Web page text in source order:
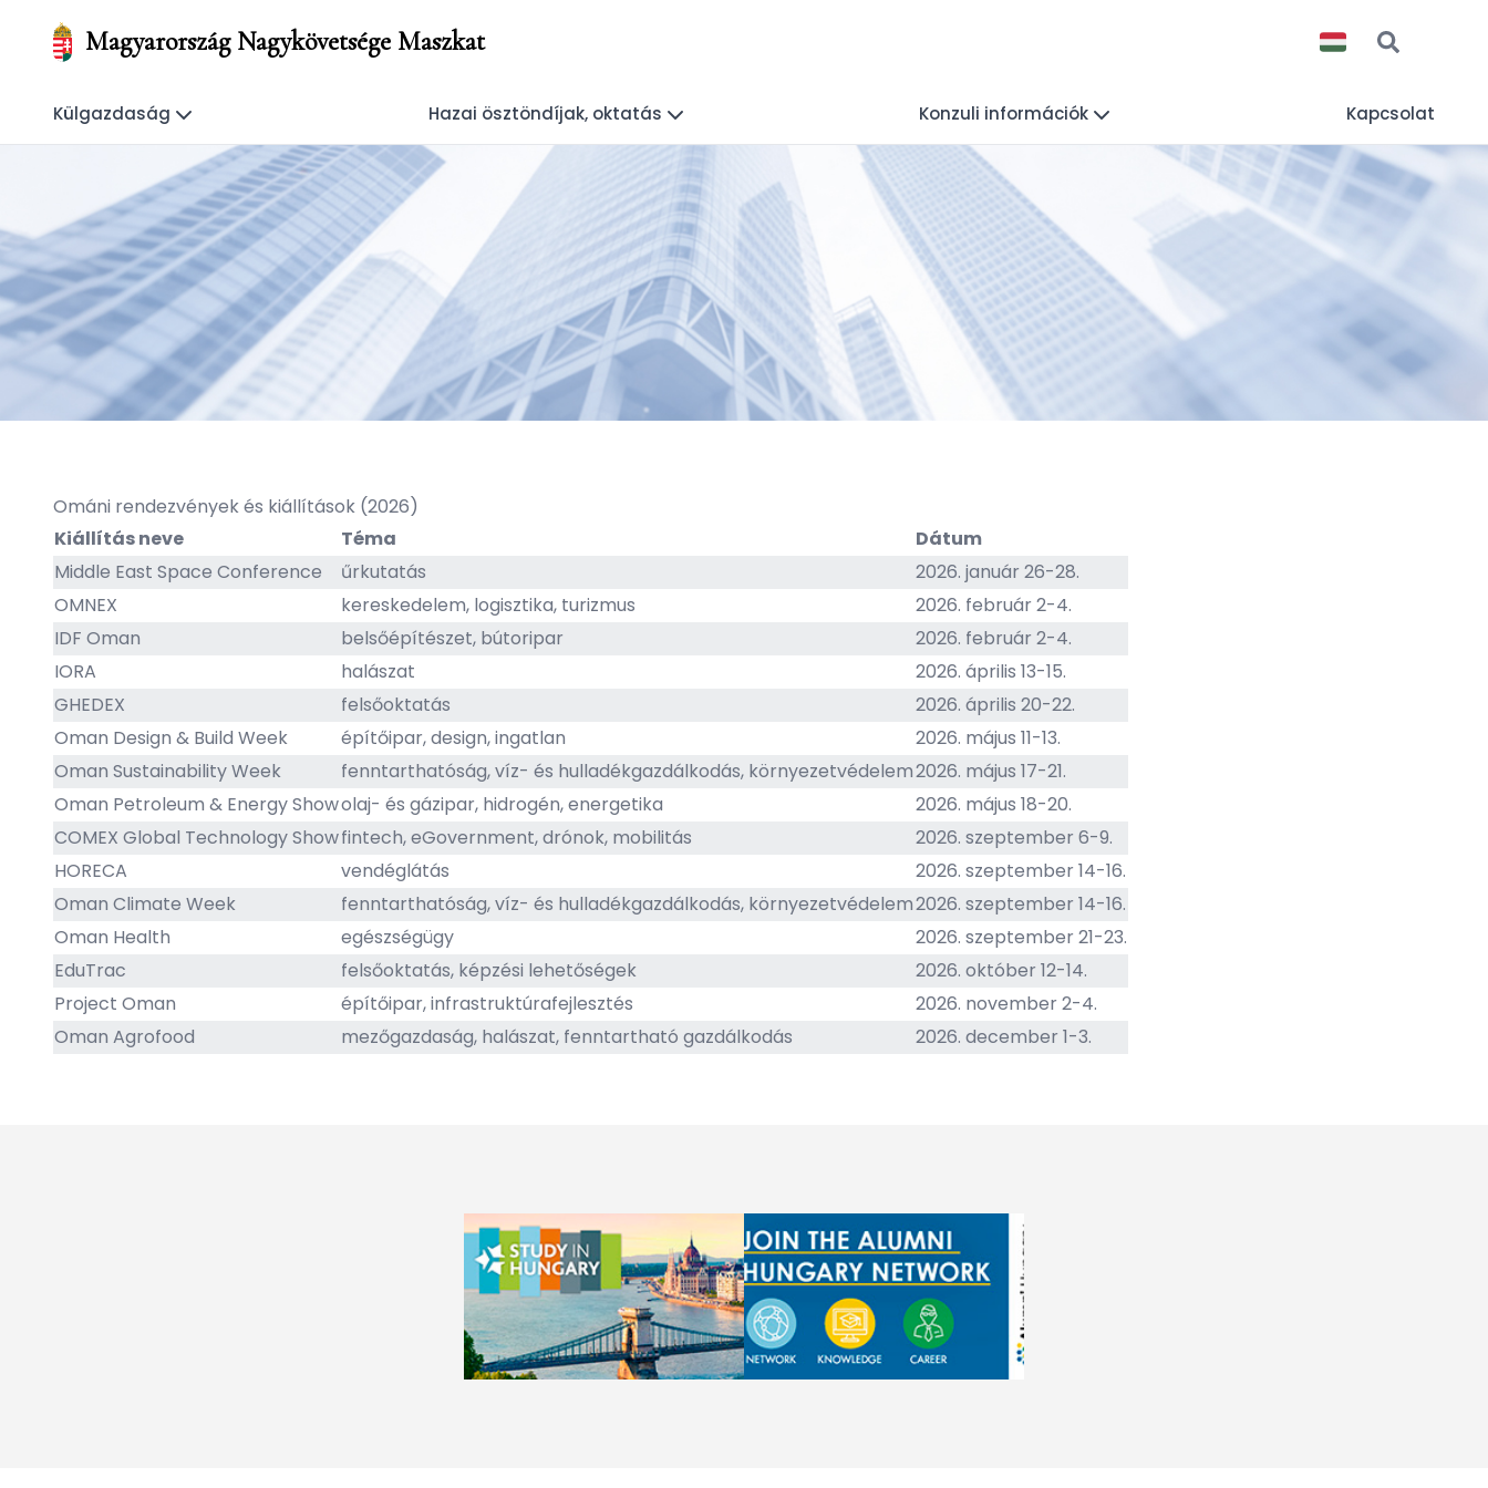
Magyarország Nagykövetsége Maszkat
Külgazdaság Hazai ösztöndíjak, oktatás Konzuli információk Kapcsolat
Ománi rendezvények és kiállítások (2026)
Kiállítás neve
Téma
Dátum
Middle East Space Conference
űrkutatás
2026. január 26-28.
OMNEX
kereskedelem, logisztika, turizmus
2026. február 2-4.
IDF Oman
belsőépítészet, bútoripar
2026. február 2-4.
IORA
halászat
2026. április 13-15.
GHEDEX
felsőoktatás
2026. április 20-22.
Oman Design & Build Week
építőipar, design, ingatlan
2026. május 11-13.
Oman Sustainability Week
fenntarthatóság, víz- és hulladékgazdálkodás, környezetvédelem2026. május 17-21.
Oman Petroleum & Energy Showolaj- és gázipar, hidrogén, energetika
2026. május 18-20.
COMEX Global Technology Showfintech, eGovernment, drónok, mobilitás
2026. szeptember 6-9.
HORECA
vendéglátás
2026. szeptember 14-16.
Oman Climate Week
fenntarthatóság, víz- és hulladékgazdálkodás, környezetvédelem2026. szeptember 14-16.
Oman Health
egészségügy
2026. szeptember 21-23.
EduTrac
felsőoktatás, képzési lehetőségek
2026. október 12-14.
Project Oman
építőipar, infrastruktúrafejlesztés
2026. november 2-4.
Oman Agrofood
mezőgazdaság, halászat, fenntartható gazdálkodás 2026. december 1-3.